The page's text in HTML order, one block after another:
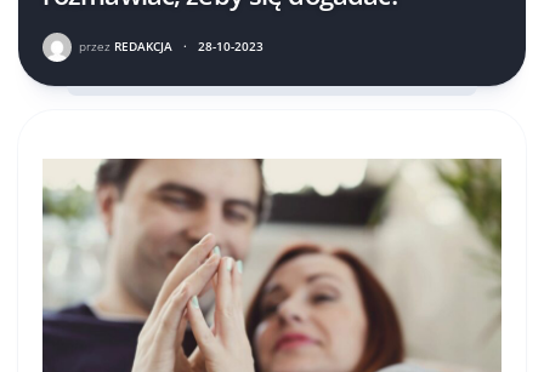
przez REDAKCJA · 28-10-2023